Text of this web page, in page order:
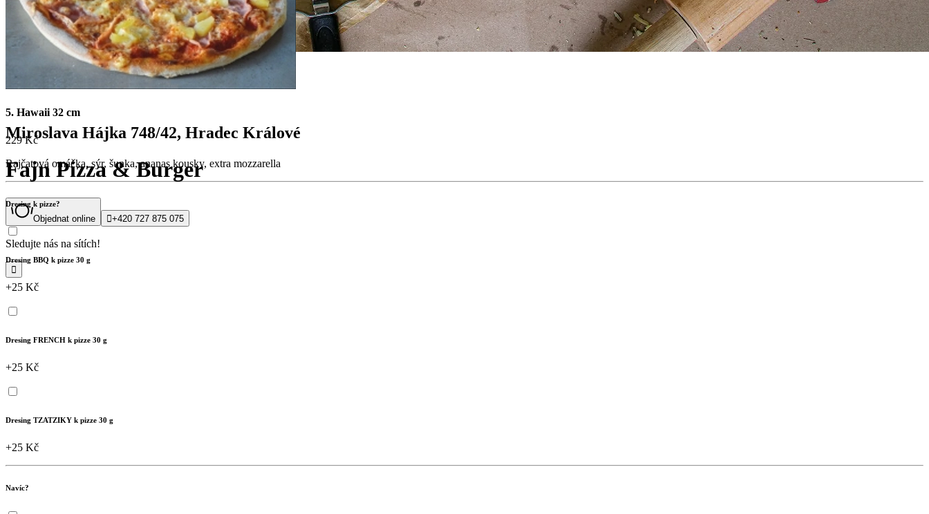
Miroslava Hájka 748/42, Hradec Králové
Fajn Pizza & Burger
Objednat online +420 727 875 075
Sledujte nás na sítích!

5. Hawaii 32 cm
229 Kč
Rajčatová omáčka, sýr, šunka, ananas kousky, extra mozzarella
Dresing k pizze?
Dresing BBQ k pizze 30 g
+25 Kč
Dresing FRENCH k pizze 30 g
+25 Kč
Dresing TZATZIKY k pizze 30 g
+25 Kč
Navíc?